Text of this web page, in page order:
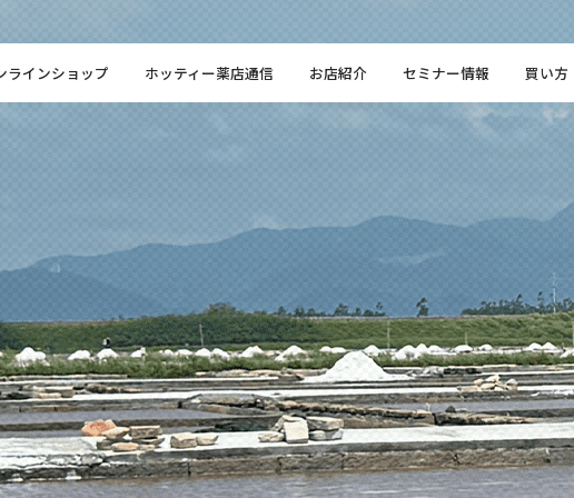
ラインショップ ホッティー薬店通信 お店紹介 セミナー情報 買い方